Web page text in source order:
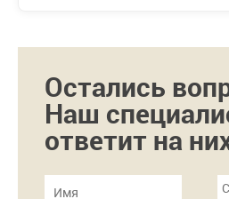
Остались
Наш
ответит на